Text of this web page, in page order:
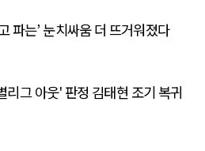
파는’ 눈치싸움 더 뜨거워졌다
리그 아웃' 판정 김태현 조기 복귀